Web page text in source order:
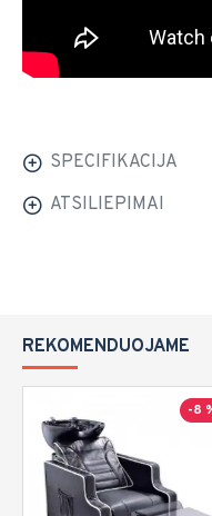
SPECIFIKACIJA
ATSILIEPIMAI
REKOMENDUOJAME
-8